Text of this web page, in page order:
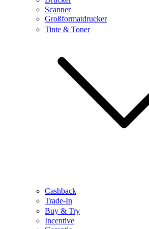
Scanner
Großformatdrucker
Tinte & Toner
Cashback
Trade-In
Buy & Try
Incentive